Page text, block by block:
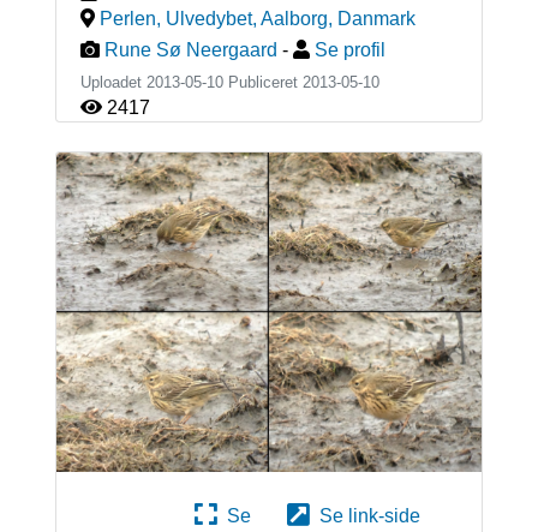
Perlen, Ulvedybet, Aalborg, Danmark
Rune Sø Neergaard - Se profil
Uploadet 2013-05-10 Publiceret 2013-05-10
2417
Se
Se link-side